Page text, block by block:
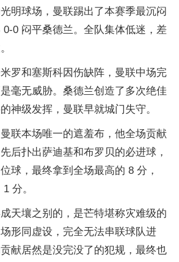
明球场，曼联踢出了本赛季最沉闷
0-0 闷平桑德兰。全队集体低迷，差
罗和塞斯科因伤缺阵，曼联中场完
毫无威胁。桑德兰创造了多次绝佳
神级发挥，曼联早就城门失守。
联本场唯一的遮羞布，他全场贡献
后扑出萨迪基和布罗贝的必进球，
球，最终拿到全场最高的 8 分，
分。
天壤之别的，是芒特堪称灾难级的
形同虚设，完全无法串联球队进
献居然是没完没了的犯规，最终也